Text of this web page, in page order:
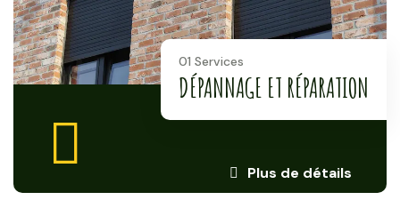
Plus de détails
01 Services
DÉPANNAGE ET RÉPARATION